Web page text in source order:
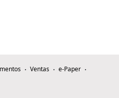
Ventas
e-Paper